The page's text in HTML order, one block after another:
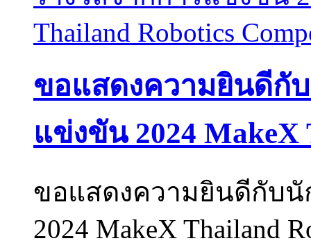
ขอแสดงความยินดีกับ
แข่งขัน 2024 MakeX
ขอแสดงความยินดีกับนั
2024 MakeX Thailand